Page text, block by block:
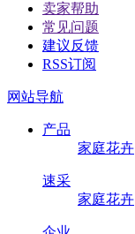
卖家帮助
常见问题
建议反馈
RSS订阅
网站导航
产品
家庭花卉
速采
家庭花卉